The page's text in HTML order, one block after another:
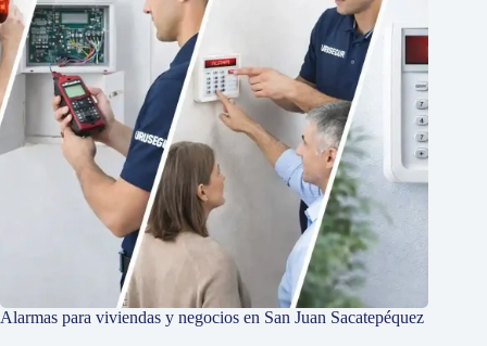
Alarmas para viviendas y negocios en San Juan Sacatepéquez